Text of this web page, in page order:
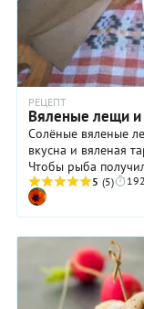
РЕЦЕПТ
Вяленые лещи и
Солёные вяленые
вкусна и вяленая
Чтобы рыба
при засолке ряд
5 (5)